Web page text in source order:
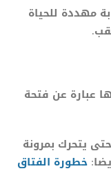
مهددة للحياة
عبارة عن فتحة
يتحرك بمرونة
خطورة الفتاق